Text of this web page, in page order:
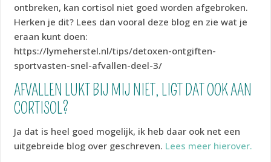
ontbreken, kan cortisol niet goed worden afgebroken.
Herken je dit? Lees dan vooral deze blog en zie wat je
eraan kunt doen:
https://lymeherstel.nl/tips/detoxen-ontgiften-
sportvasten-snel-afvallen-deel-3/
AFVALLEN LUKT BIJ MIJ NIET, LIGT DAT OOK AAN
CORTISOL?
Ja dat is heel goed mogelijk, ik heb daar ook net een
uitgebreide blog over geschreven. Lees meer hierover.